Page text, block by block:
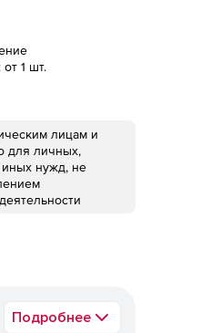
1 шт.
лицам и
для личных,
нужд, не
Подробнее